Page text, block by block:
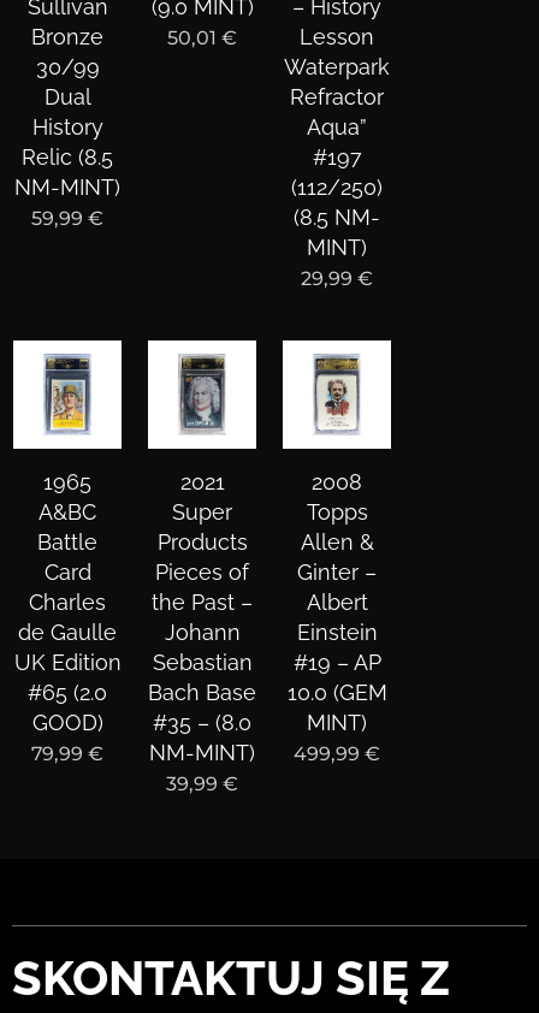
Sullivan
Bronze
30/99
Dual
History
Relic (8.5
NM-MINT)
59,99 €
(9.0 MINT)
50,01 €
– History
Lesson
Waterpark
Refractor
Aqua”
#197
(112/250)
(8.5 NM-
MINT)
29,99 €
1965
A&BC
Battle
Card
Charles
de Gaulle
UK Edition
#65 (2.0
GOOD)
79,99 €
2021
Super
Products
Pieces of
the Past –
Johann
Sebastian
Bach Base
#35 – (8.0
NM-MINT)
39,99 €
2008
Topps
Allen &
Ginter –
Albert
Einstein
#19 – AP
10.0 (GEM
MINT)
499,99 €
SKONTAKTUJ SIĘ Z